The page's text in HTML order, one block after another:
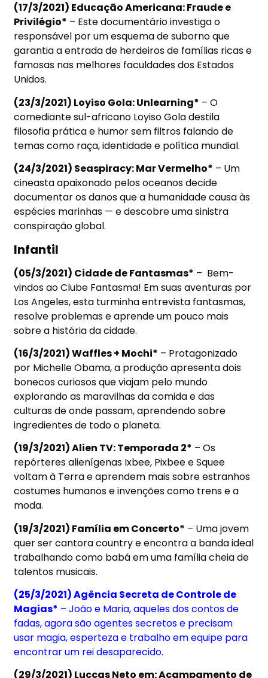
(17/3/2021) Educação Americana: Fraude e
Privilégio* – Este documentário investiga o
responsável por um esquema de suborno que
garantia a entrada de herdeiros de famílias ricas e
famosas nas melhores faculdades dos Estados
Unidos.
(23/3/2021) Loyiso Gola: Unlearning* – O
comediante sul-africano Loyiso Gola destila
filosofia prática e humor sem filtros falando de
temas como raça, identidade e política mundial.
(24/3/2021) Seaspiracy: Mar Vermelho* – Um
cineasta apaixonado pelos oceanos decide
documentar os danos que a humanidade causa às
espécies marinhas — e descobre uma sinistra
conspiração global.
Infantil
(05/3/2021) Cidade de Fantasmas* – Bem-
vindos ao Clube Fantasma! Em suas aventuras por
Los Angeles, esta turminha entrevista fantasmas,
resolve problemas e aprende um pouco mais
sobre a história da cidade.
(16/3/2021) Waffles + Mochi* – Protagonizado
por Michelle Obama, a produção apresenta dois
bonecos curiosos que viajam pelo mundo
explorando as maravilhas da comida e das
culturas de onde passam, aprendendo sobre
ingredientes de todo o planeta.
(19/3/2021) Alien TV: Temporada 2* – Os
repórteres alienígenas Ixbee, Pixbee e Squee
voltam à Terra e aprendem mais sobre estranhos
costumes humanos e invenções como trens e a
moda.
(19/3/2021) Família em Concerto* – Uma jovem
quer ser cantora country e encontra a banda ideal
trabalhando como babá em uma família cheia de
talentos musicais.
(25/3/2021) Agência Secreta de Controle de
Magias* – João e Maria, aqueles dos contos de
fadas, agora são agentes secretos e precisam
usar magia, esperteza e trabalho em equipe para
encontrar um rei desaparecido.
(29/3/2021) Luccas Neto em: Acampamento de